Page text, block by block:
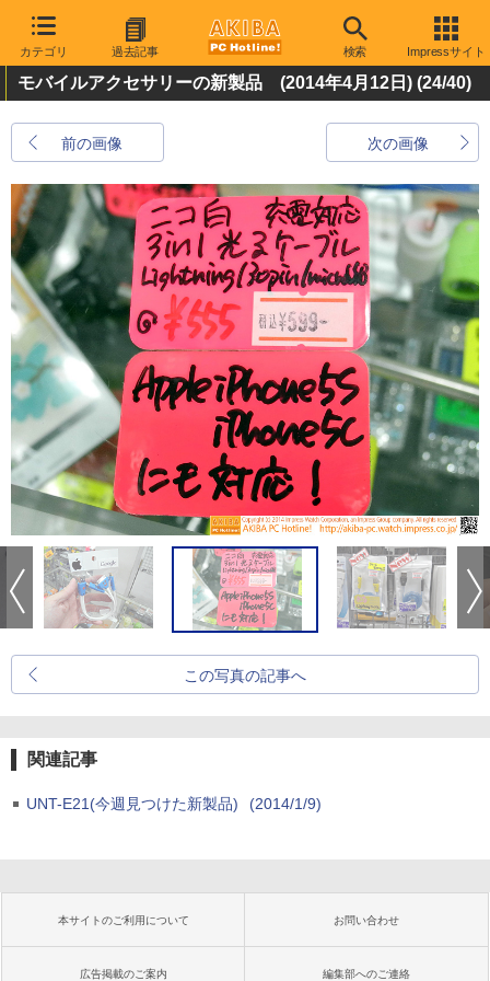
カテゴリ 過去記事 検索 Impressサイト
モバイルアクセサリーの新製品 (2014年4月12日) (24/40)
前の画像 次の画像
この写真の記事へ
関連記事
UNT-E21(今週見つけた新製品) (2014/1/9)
本サイトのご利用について お問い合わせ
広告掲載のご案内 編集部へのご連絡